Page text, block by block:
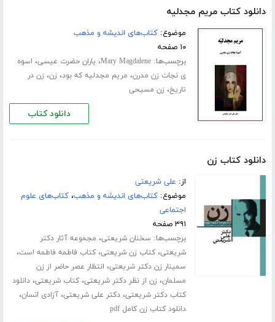
دانلود کتاب مریم مجدلیه
موضوع:کتاب‌های اندیشه و مذهب
۱۰ صفحه
برچسب‌ها:Mary Magdalene، یاران حضرت عیسی، اسوه
ی نجات زن مدرن، مریم مجدلیه که بود، زن، زن در
تاریخ، زن مسیحی
دانلود کتاب
دانلود کتاب زن
از: علی شریعتی
موضوع:کتاب‌های اندیشه و مذهب،کتاب‌های علوم
اجتماعی
۳۹۱ صفحه
برچسب‌ها: سخنان شریعتی، مجموعه آثار دکتر
شریعتی،کتاب زن شریعتی،کتاب فاطمه فاطمه است،
سمینار زن دکتر شریعتی، انتظار عصر حاضر از زن
مسلمان، زن از نظر دکتر شریعتی،کتاب شریعتی،دانلود
کتاب دکتر شریعتی،دکتر علی شریعتی،آزادی انسان،
دانلود کتاب زن کامل pdf